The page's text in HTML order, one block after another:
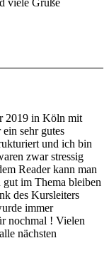
viele Grüße
2019 in Köln mit
sehr gutes
und ich bin
zwar stressig
Reader kann man
im Thema bleiben
des Kursleiters
immer
nochmal ! Vielen
nächsten